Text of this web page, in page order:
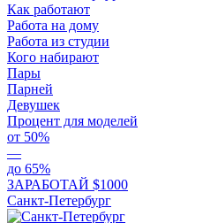
Как работают
Работа на дому
Работа из студии
Кого набирают
Пары
Парней
Девушек
Процент для моделей
от 50%
—
до 65%
ЗАРАБОТАЙ $1000
Санкт-Петербург